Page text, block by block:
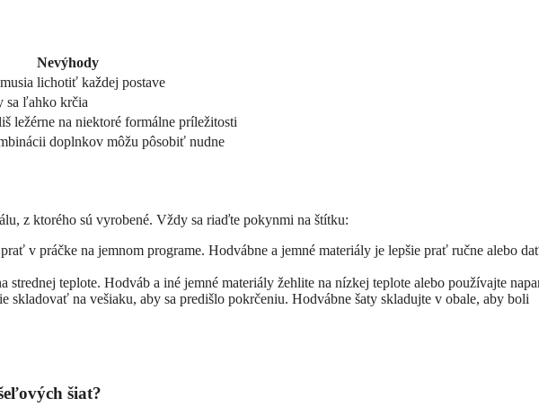
Nevýhody
lichotiť každej postave
sa ľahko krčia
ležérne na niektoré formálne príležitosti
doplnkov môžu pôsobiť nudne
z ktorého sú vyrobené. Vždy sa riaďte pokynmi na štítku:
v práčke na jemnom programe. Hodvábne a jemné materiály je lepšie prať ručne alebo
strednej teplote. Hodváb a iné jemné materiály žehlite na nízkej teplote alebo používajte
skladovať na vešiaku, aby sa predišlo pokrčeniu. Hodvábne šaty skladujte v obale, aby boli
šiat?